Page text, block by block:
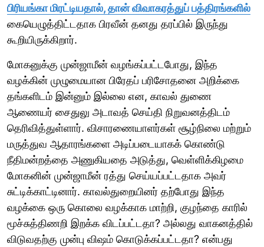
பிரியங்கா மிரட்டியதால், தான் விவாகரத்துப் பத்திரங்களில்
கையெழுத்திட்டதாக பிரவீன் தனது தரப்பில் இருந்து
கூறியிருக்கிறார்.
மோகனுக்கு முன்ஜாமீன் வழங்கப்பட்டபோது, ​​இந்த
வழக்கின் முழுமையான பிரேதப் பரிசோதனை அறிக்கை
தங்களிடம் இன்னும் இல்லை என, காவல் துணை
ஆணையர் சைதுலு அடாவத் செய்தி நிறுவனத்திடம்
தெரிவித்துள்ளார். விசாரணையாளர்கள் சூழ்நிலை மற்றும்
மருத்துவ ஆதாரங்களை அடிப்படையாகக் கொண்டு
நீதிமன்றத்தை அணுகியதை அடுத்து, வெள்ளிக்கிழமை
மோகனின் முன்ஜாமீன் ரத்து செய்யப்பட்டதாக அவர்
சுட்டிக்காட்டினார். காவல்துறையினர் தற்போது இந்த
வழக்கை ஒரு கொலை வழக்காக மாற்றி, குழந்தை காரில்
மூச்சுத்திணறி இறக்க விடப்பட்டதா? அல்லது வாகனத்தில்
விடுவதற்கு முன்பு விஷம் கொடுக்கப்பட்டதா? என்பது